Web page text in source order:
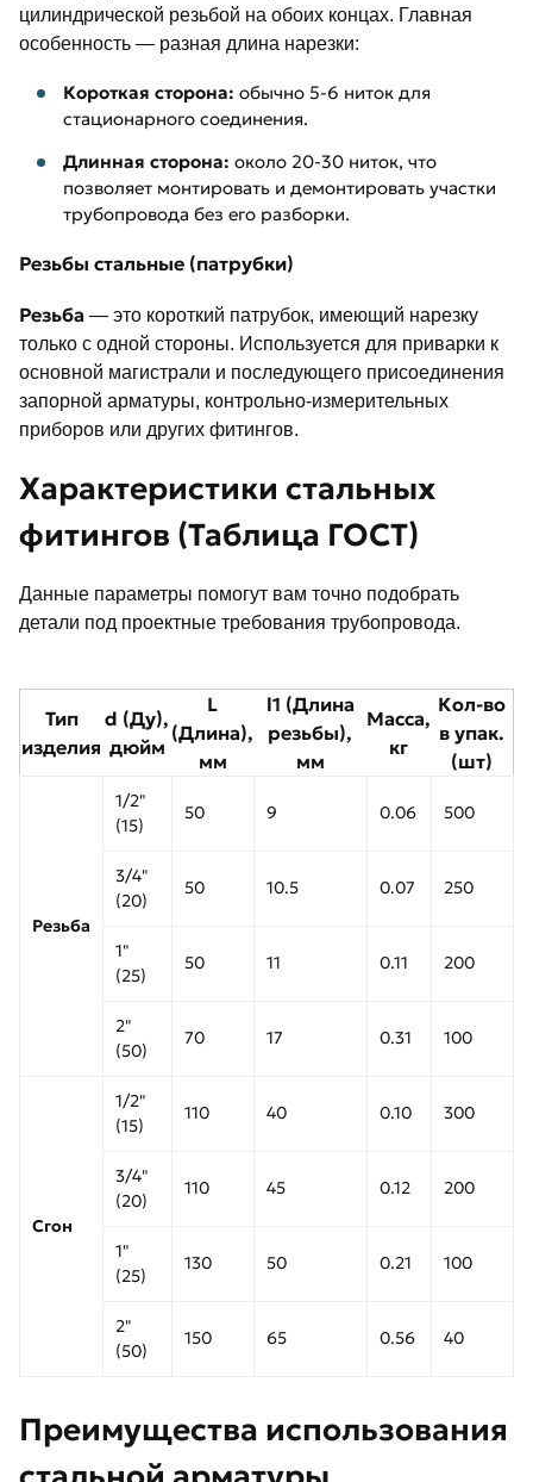
цилиндрической резьбой на обоих концах. Главная
особенность — разная длина нарезки:
Короткая сторона: обычно 5-6 ниток для
стационарного соединения.
Длинная сторона: около 20-30 ниток, что
позволяет монтировать и демонтировать участки
трубопровода без его разборки.
Резьбы стальные (патрубки)
Резьба — это короткий патрубок, имеющий нарезку
только с одной стороны. Используется для приварки к
основной магистрали и последующего присоединения
запорной арматуры, контрольно-измерительных
приборов или других фитингов.
Характеристики стальных
фитингов (Таблица ГОСТ)
Данные параметры помогут вам точно подобрать
детали под проектные требования трубопровода.
Тип
изделия
d (Ду),
дюйм
L
(Длина),
мм
l1 (Длина
резьбы),
мм
Масса,
кг
Кол-во
в упак.
(шт)
Резьба
1/2"
(15)
50 9 0.06 500
3/4"
(20)
50 10.5 0.07 250
1"
(25)
50 11 0.11 200
2"
(50)
70 17 0.31 100
Сгон
1/2"
(15)
110 40 0.10 300
3/4"
(20)
110 45 0.12 200
1"
(25)
130 50 0.21 100
2"
(50)
150 65 0.56 40
Преимущества использования